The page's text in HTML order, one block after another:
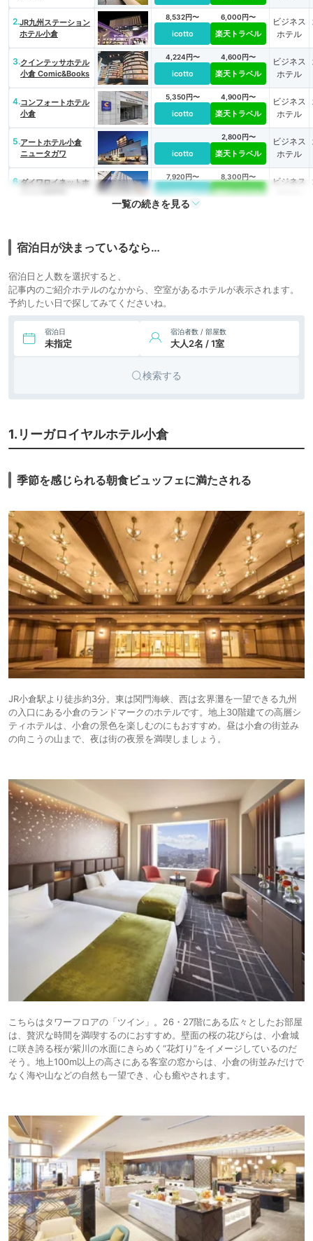
2.JR九州ステーション
ホテル小倉
8,532円〜
icotto
6,000円〜
楽天トラベル
ビジネス
ホテル
3.クインテッサホテル
小倉 Comic&Books
4,224円〜
icotto
4,600円〜
楽天トラベル
ビジネス
ホテル
4.コンフォートホテル
小倉
5,350円〜
icotto
4,900円〜
楽天トラベル
ビジネス
ホテル
5.アートホテル小倉
ニュータガワ
icotto
2,800円〜
楽天トラベル
ビジネス
ホテル
6.ダイワロイネットホ
7,920円〜
icotto
8,300円〜
楽天トラベル
ビジネス
（BBHホテルグルー
プ）
一覧の続きを見る
宿泊日が決まっているなら…
宿泊日と人数を選択すると、
記事内のご紹介ホテルのなかから、空室があるホテルが表示されます。
予約したい日で探してみてくださいね。
宿泊日
未指定
宿泊者数 / 部屋数
大人2名 / 1室
検索する
1.リーガロイヤルホテル小倉
季節を感じられる朝食ビュッフェに満たされる
JR小倉駅より徒歩約3分。東は関門海峡、西は玄界灘を一望できる九州
の入口にある小倉のランドマークのホテルです。地上30階建ての高層シ
ティホテルは、小倉の景色を楽しむのにもおすすめ。昼は小倉の街並み
の向こうの山まで、夜は街の夜景を満喫しましょう。
こちらはタワーフロアの「ツイン」。26・27階にある広々としたお部屋
は、贅沢な時間を満喫するのにおすすめ。壁面の桜の花びらは、小倉城
に咲き誇る桜が紫川の水面にきらめく“花灯り”をイメージしているのだ
そう。地上100m以上の高さにある客室の窓からは、小倉の街並みだけで
なく海や山などの自然も一望でき、心も癒やされます。